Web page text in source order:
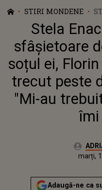
STIRI MONDENE
Stela
sfâşietoare
soțul ei,
trecut peste
"Mi-au
îmi
Autor:
marți,
Adaugă-ne ca